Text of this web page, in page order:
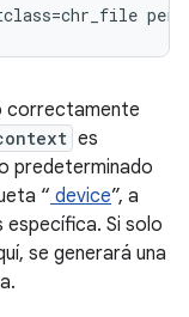
correctamente
es
predeterminado
“ device”, a
específica. Si solo
se generará una